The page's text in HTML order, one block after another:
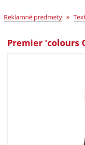
Reklamné predmety »
Premier 'colours